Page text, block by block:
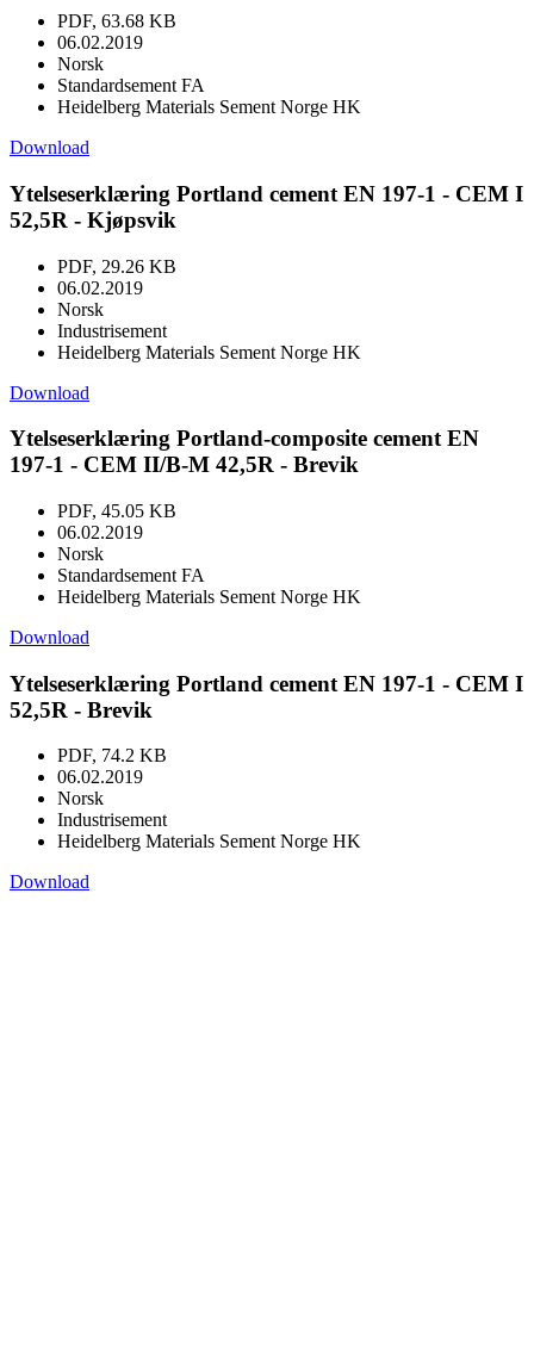
PDF, 63.68 KB
06.02.2019
Norsk
Standardsement FA
Heidelberg Materials Sement Norge HK
Download
Ytelseserklæring Portland cement EN 197-1 - CEM I
52,5R - Kjøpsvik
PDF, 29.26 KB
06.02.2019
Norsk
Industrisement
Heidelberg Materials Sement Norge HK
Download
Ytelseserklæring Portland-composite cement EN
197-1 - CEM II/B-M 42,5R - Brevik
PDF, 45.05 KB
06.02.2019
Norsk
Standardsement FA
Heidelberg Materials Sement Norge HK
Download
Ytelseserklæring Portland cement EN 197-1 - CEM I
52,5R - Brevik
PDF, 74.2 KB
06.02.2019
Norsk
Industrisement
Heidelberg Materials Sement Norge HK
Download